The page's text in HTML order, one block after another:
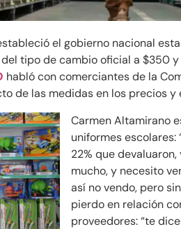
el gobierno nacional
tipo de cambio oficial a $350
habló con comerciantes de la
de las medidas en los precios
Carmen Altamirano
uniformes escolares:
22% que
mucho, y necesito
así no vendo, pero
pierdo en relación
proveedores: “te